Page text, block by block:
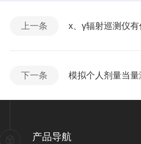
上一条 х、γ辐射巡测仪有
下一条 模拟个人剂量当
产品导航